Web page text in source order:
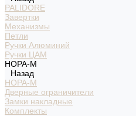
PALIDORE
Завертки
Механизмы
Петли
Ручки Алюминий
Ручки ЦАМ
НОРА-М
Назад
НОРА-М
Дверные ограничители
Замки накладные
Комплекты